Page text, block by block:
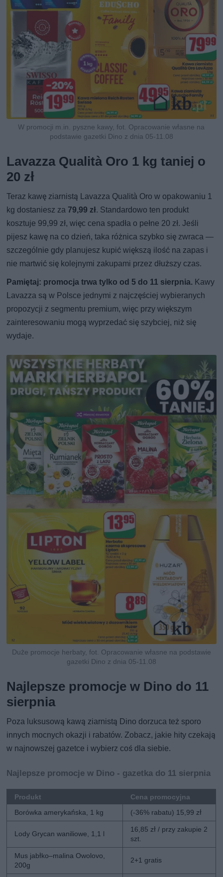
W promocji m.in. pyszne kawy, fot. Opracowanie własne na
podstawie gazetki Dino z dnia 05-11.08
Lavazza Qualità Oro 1 kg taniej o
20 zł
Teraz kawę ziarnistą Lavazza Qualità Oro w opakowaniu 1
kg dostaniesz za 79,99 zł. Standardowo ten produkt
kosztuje 99,99 zł, więc cena spadła o pełne 20 zł. Jeśli
pijesz kawę na co dzień, taka różnica szybko się zwraca —
szczególnie gdy planujesz kupić większą ilość na zapas i
nie martwić się kolejnymi zakupami przez dłuższy czas.
Pamiętaj: promocja trwa tylko od 5 do 11 sierpnia. Kawy
Lavazza są w Polsce jednymi z najczęściej wybieranych
propozycji z segmentu premium, więc przy większym
zainteresowaniu mogą wyprzedać się szybciej, niż się
wydaje.
Duże promocje herbaty, fot. Opracowanie własne na podstawie
gazetki Dino z dnia 05-11.08
Najlepsze promocje w Dino do 11
sierpnia
Poza luksusową kawą ziarnistą Dino dorzuca też sporo
innych mocnych okazji i rabatów. Zobacz, jakie hity czekają
w najnowszej gazetce i wybierz coś dla siebie.
Najlepsze promocje w Dino - gazetka do 11 sierpnia
Produkt
Cena promocyjna
Borówka amerykańska, 1 kg
(-36% rabatu) 15,99 zł
Lody Grycan waniliowe, 1,1 l
16,85 zł / przy zakupie 2
szt.
Mus jabłko–malina Owolovo,
200g
2+1 gratis